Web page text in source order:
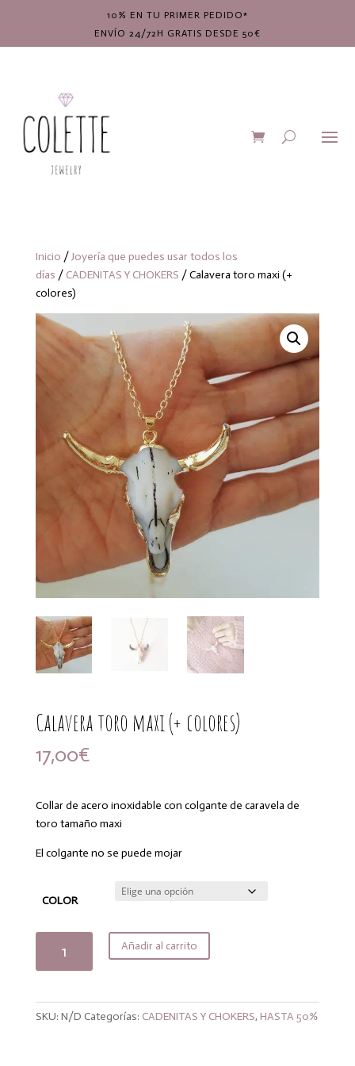
10% EN TU PRIMER PEDIDO*
ENVÍO 24/72H GRATIS DESDE 50€
Inicio /Joyería que puedes usar todos los
días / CADENITAS Y CHOKERS / Calavera toro maxi (+
colores)
Calavera toro maxi (+ colores)
17,00€
Collar de acero inoxidable con colgante de caravela de
toro tamaño maxi
El colgante no se puede mojar
COLOR
colores)
Añadir al carrito
SKU: N/D Categorías: CADENITAS Y CHOKERS, HASTA 50%